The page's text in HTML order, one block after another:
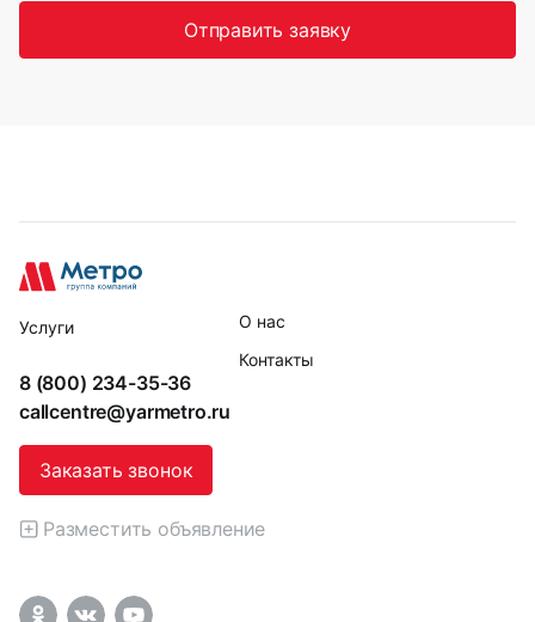
Отправить заявку
Услуги
О нас
Контакты
8 (800) 234-35-36
callcentre@yarmetro.ru
Заказать звонок
Разместить объявление